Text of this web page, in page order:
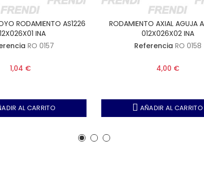
RODAMIENTO AS1226
INA
RO 0157
1,04 €
AL CARRITO
RODAMIENTO AXIAL AGUJA
012X026X02 INA
Referencia RO 0158
4,00 €
AÑADIR AL CARRITO